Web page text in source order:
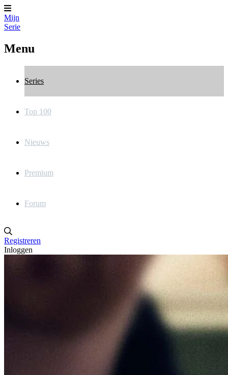
Mijn
Serie
Menu
Series
Top 100
Nieuws
Premium
Forum
Registreren
Inloggen